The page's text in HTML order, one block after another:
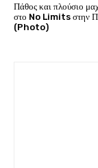
Πάθος και πλούσιο
στο No Limits στην
(Photo)